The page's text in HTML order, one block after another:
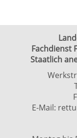
Fachdienst
Staatlich
E-Mail: